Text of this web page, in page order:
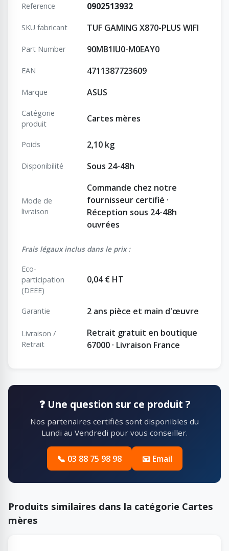
Reference 0902513932
SKU fabricant TUF GAMING X870-PLUS WIFI
Part Number 90MB1IU0-M0EAY0
EAN 4711387723609
Marque ASUS
Catégorie
produit
Cartes mères
Poids 2,10 kg
Disponibilité Sous 24-48h
Mode de
livraison
Commande chez notre
fournisseur certifié ·
Réception sous 24-48h
ouvrées
Frais légaux inclus dans le prix :
Eco-
participation
(DEEE)
0,04 € HT
Garantie 2 ans pièce et main d'œuvre
Livraison /
Retrait
Retrait gratuit en boutique
67000 · Livraison France
❓ Une question sur ce produit ?
Nos partenaires certifiés sont disponibles du
Lundi au Vendredi pour vous conseiller.
📞 03 88 75 98 98 📧 Email
Produits similaires dans la catégorie Cartes
mères